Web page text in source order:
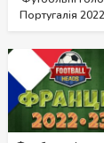
Португалія